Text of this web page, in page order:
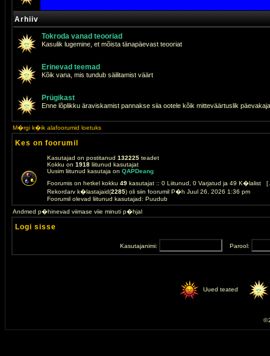
Arhiiv
Tokroda vanad teooriad
Kasulik lugemine, et mõista tänapäevast teooriat
Erinevad teemad
Kõik vana, mis tundub säilitamist väärt
Prügikast
Enne lõplikku äraviskamist pannakse siia ootele kõik mitteväärtuslik
M�rgi k�ik alafoorumid loetuks
Kes on foorumil
Kasutajad on postitanud 132225 teadet
Kokku on 1918 liitunud kasutajat
Uusim liitunud kasutaja on QAPDeang
Foorumis on hetkel kokku 49 kasutajat :: 0 Liitunud, 0 Varjatud ja 49 K�lalist [
Rekordarv k�lastajaid(2285) oli siin foorumil P�h Juul 26, 2026 1:36 pm
Foorumil olevad liitunud kasutajad: Puudub
Andmed p�hinevad viimase viie minuti p�hjal
Logi sisse
Kasutajanimi: Parool:
Uued teated
©